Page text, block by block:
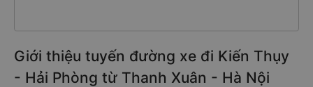
Giới thiệu tuyến đường xe đi Kiến Thụy
- Hải Phòng từ Thanh Xuân - Hà Nội